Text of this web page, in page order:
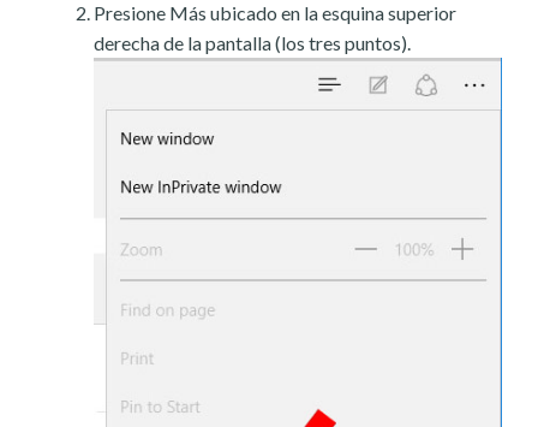
Presione Más ubicado en la esquina superior
derecha de la pantalla (los tres puntos).